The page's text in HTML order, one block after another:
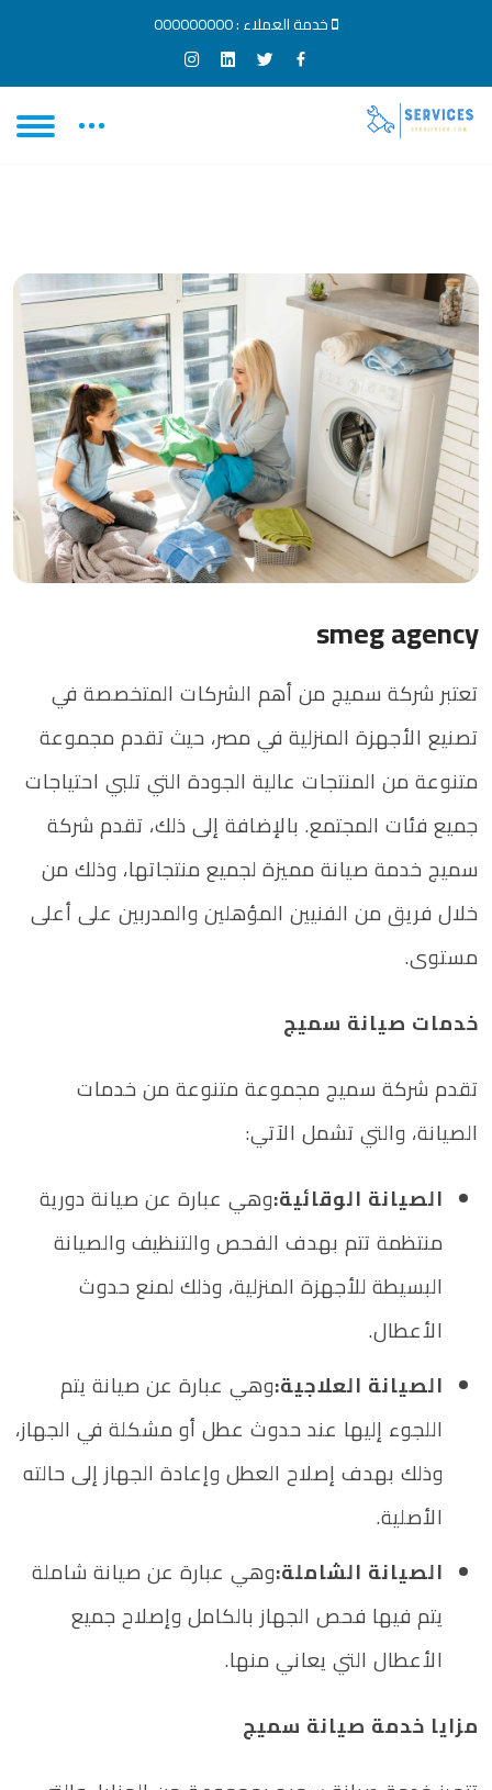
خدمة العملاء :000000000
smeg agency
تعتبر شركة سميج من أهم الشركات المتخصصة في
تصنيع الأجهزة المنزلية في مصر، حيث تقدم مجموعة
متنوعة من المنتجات عالية الجودة التي تلبي احتياجات
جميع فئات المجتمع. بالإضافة إلى ذلك، تقدم شركة
سميج خدمة صيانة مميزة لجميع منتجاتها، وذلك من
خلال فريق من الفنيين المؤهلين والمدربين على أعلى
مستوى.
خدمات صيانة سميج
تقدم شركة سميج مجموعة متنوعة من خدمات
الصيانة، والتي تشمل الآتي:
الصيانة الوقائية:وهي عبارة عن صيانة دورية
منتظمة تتم بهدف الفحص والتنظيف والصيانة
البسيطة للأجهزة المنزلية، وذلك لمنع حدوث
الأعطال.
الصيانة العلاجية:وهي عبارة عن صيانة يتم
اللجوء إليها عند حدوث عطل أو مشكلة في الجهاز،
وذلك بهدف إصلاح العطل وإعادة الجهاز إلى حالته
الأصلية.
الصيانة الشاملة:وهي عبارة عن صيانة شاملة
يتم فيها فحص الجهاز بالكامل وإصلاح جميع
الأعطال التي يعاني منها.
مزايا خدمة صيانة سميج